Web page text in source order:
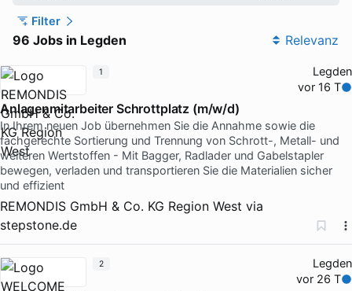
Filter
96 Jobs in Legden Relevanz
Legden
vor 16 T
Anlagenmitarbeiter Schrottplatz (m/w/d)
In Ihrem neuen Job übernehmen Sie die Annahme sowie die
fachgerechte Sortierung und Trennung von Schrott-, Metall- und
weiteren Wertstoffen - Mit Bagger, Radlader und Gabelstapler
bewegen, verladen und transportieren Sie die Materialien sicher
und effizient
REMONDIS GmbH & Co. KG Region West via
stepstone.de
1
Legden
vor 26 T
2